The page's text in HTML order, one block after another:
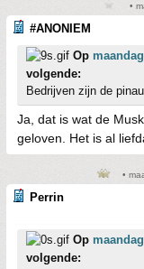
•
#ANONIEM
Op
volgende:
Bedrijven zijn de
Ja, dat is wat de
geloven. Het is al
•
Perrin
Op
volgende: